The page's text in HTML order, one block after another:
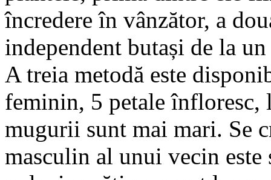
încredere în vânzător, a
independent butași de la
A treia metodă este
feminin, 5 petale
mugurii sunt mai mari. Se
masculin al unui vecin